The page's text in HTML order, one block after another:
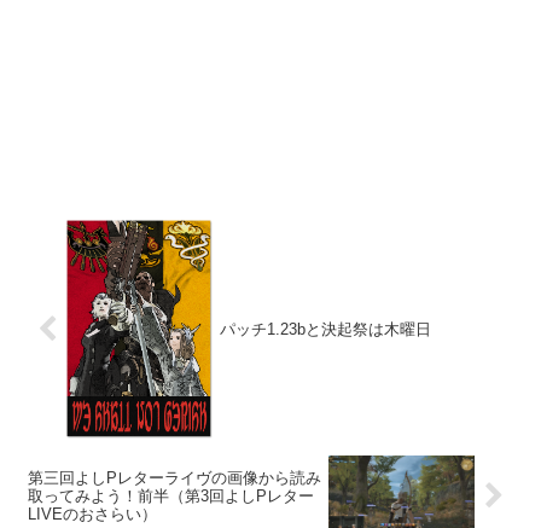
パッチ1.23bと決起祭は木曜日
第三回よしPレターライヴの画像から読み
取ってみよう！前半（第3回よしPレター
LIVEのおさらい）